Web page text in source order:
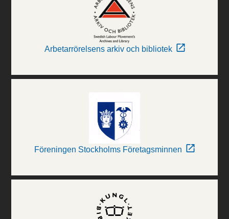
Arbetarrörelsens arkiv och bibliotek
Föreningen Stockholms Företagsminnen